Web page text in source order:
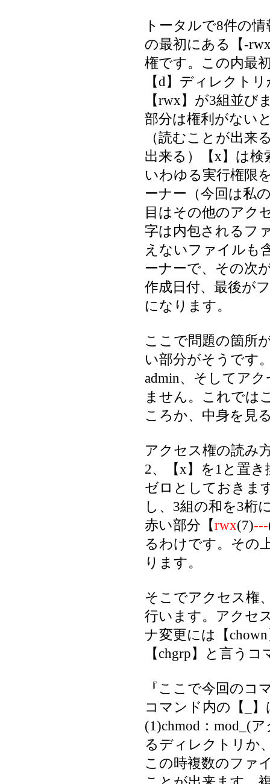
トータルで8件の
の最初にある【-
権です。この内最
【d】ディレクト
【rwx】が3組並
部分は権利がない
（読むことが出来
出来る）【x】は
いわゆる実行権限
ーナー（今回は私
目はその他のアク
字は内包されるフ
えないファイルも
ーナーで、その次
作成日付、最後が
になります。
ここで問題の箇所
い部分がそうです
admin、そしてア
ません。これでは
ころか、中身を見
アクセス権の読み
2、【x】を1と置
ゼロとしておきま
し、3組の和を3桁
赤い部分【rwx(7)---
るわけです。その
ります。
そこでアクセス権
行います。アクセ
ナ変更には【
【chgrp】と言う
『ここで今回のコ
コマンド内の【_
(1)chmod：mod_(
るディレクトリか
この時複数のファ